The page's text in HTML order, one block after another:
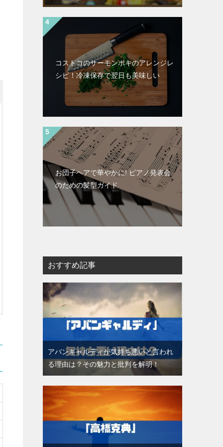
コストコのサーモンポキのアレンジレ
シピ！冷凍保存で翌日も美味しい
お団子ヘアで華やかに! ピアノ発表会
のための髪型ガイド
おすすめ記事
アバンギャルディが気持ち悪いと言われ
る理由は？その魅力と批判を解明！